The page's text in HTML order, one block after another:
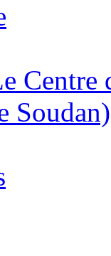
Centre
Soudan)